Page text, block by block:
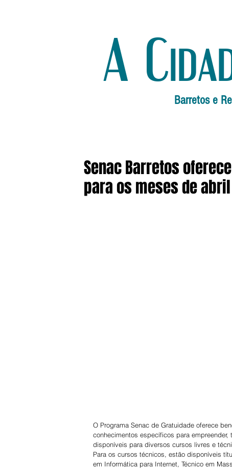
A
Barretos e
Senac Barretos
para os meses de
O Programa Senac de Gratuidade oferece
conhecimentos específicos para
disponíveis para diversos cursos livres e
Para os cursos técnicos, estão disponíveis
em Informática para Internet, Técnico em